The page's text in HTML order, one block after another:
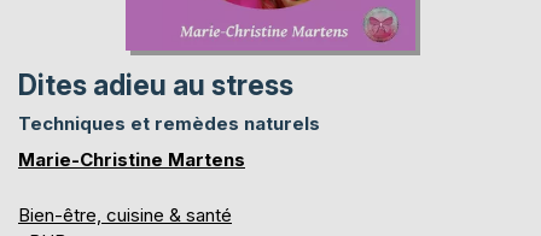
Dites adieu au stress
Techniques et remèdes naturels
Marie-Christine Martens
Bien-être, cuisine & santé